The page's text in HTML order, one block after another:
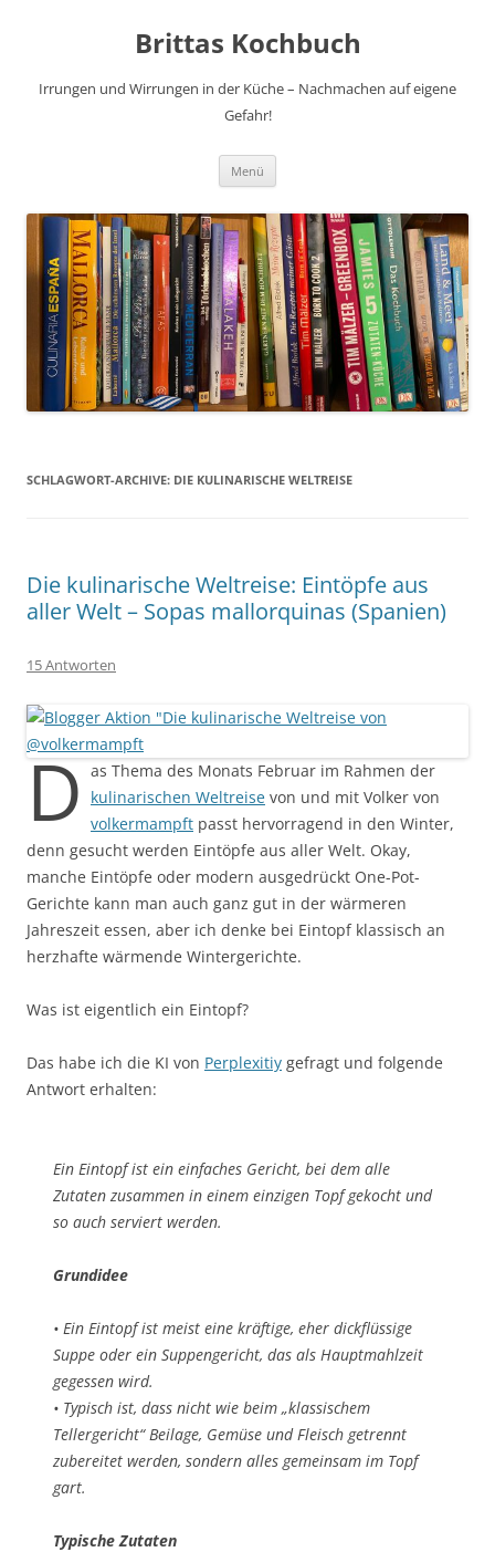
Brittas Kochbuch
Irrungen und Wirrungen in der Küche – Nachmachen auf eigene
Gefahr!
Menü
SCHLAGWORT-ARCHIVE: DIE KULINARISCHE WELTREISE
Die kulinarische Weltreise: Eintöpfe aus
aller Welt – Sopas mallorquinas (Spanien)
15 Antworten
D as Thema des Monats Februar im Rahmen der
kulinarischen Weltreise von und mit Volker von
volkermampft passt hervorragend in den Winter,
denn gesucht werden Eintöpfe aus aller Welt. Okay,
manche Eintöpfe oder modern ausgedrückt One-Pot-
Gerichte kann man auch ganz gut in der wärmeren
Jahreszeit essen, aber ich denke bei Eintopf klassisch an
herzhafte wärmende Wintergerichte.
Was ist eigentlich ein Eintopf?
Das habe ich die KI von Perplexitiy gefragt und folgende
Antwort erhalten:
Ein Eintopf ist ein einfaches Gericht, bei dem alle
Zutaten zusammen in einem einzigen Topf gekocht und
so auch serviert werden.
Grundidee
• Ein Eintopf ist meist eine kräftige, eher dickflüssige
Suppe oder ein Suppengericht, das als Hauptmahlzeit
gegessen wird.
• Typisch ist, dass nicht wie beim „klassischem
Tellergericht“ Beilage, Gemüse und Fleisch getrennt
zubereitet werden, sondern alles gemeinsam im Topf
gart.
Typische Zutaten